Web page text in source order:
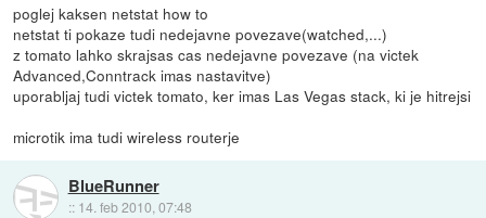
poglej kaksen netstat how to
netstat ti pokaze tudi nedejavne povezave(watched,...)
z tomato lahko skrajsas cas nedejavne povezave (na victek
Advanced,Conntrack imas nastavitve)
uporabljaj tudi victek tomato, ker imas Las Vegas stack, ki je hitrejsi
microtik ima tudi wireless routerje
BlueRunner
:: 14. feb 2010, 07:48